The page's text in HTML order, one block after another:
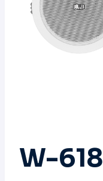
W-618